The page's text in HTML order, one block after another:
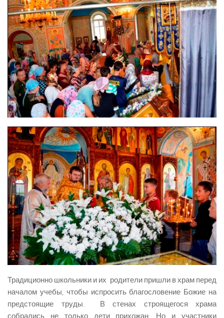
Традиционно школьники и их родители пришли в храм перед
началом учебы, чтобы испросить благословение Божие на
предстоящие труды. В стенах строящегося храма
собрались не только дети прихожан. Но и участники